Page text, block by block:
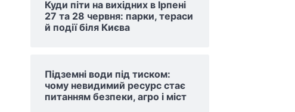
Куди піти на вихідних в Ірпені
27 та 28 червня: парки, тераси
й події біля Києва
Підземні води під тиском:
чому невидимий ресурс стає
питанням безпеки, агро і міст